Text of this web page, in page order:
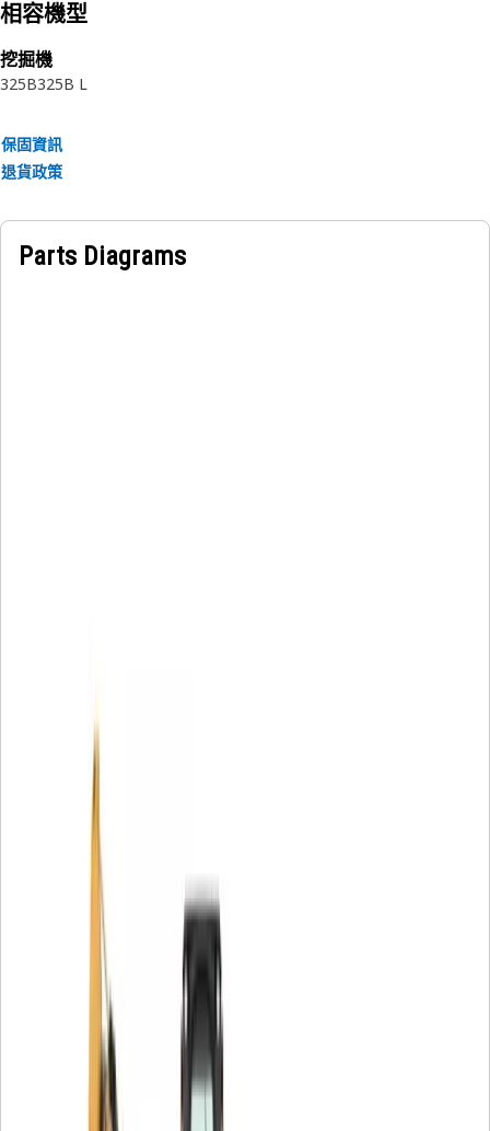
相容機型
挖掘機
325B325B L
保固資訊
退貨政策
Parts Diagrams